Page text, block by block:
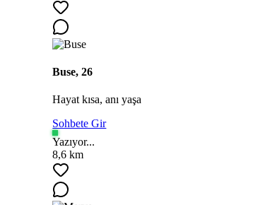
Buse, 26
Hayat kısa, anı yaşa
Sohbete Gir
Yazıyor...
8,6 km